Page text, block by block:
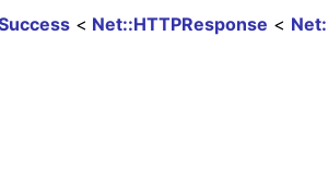
Net::HTTPResponse